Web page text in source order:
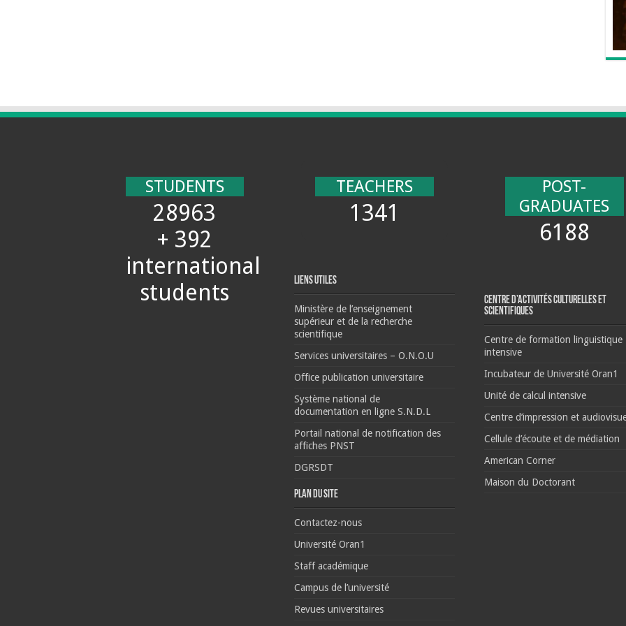
STUDENTS
28963
+ 392
international
students
TEACHERS
1341
Liens Utiles
Ministère de l’enseignement
supérieur et de la recherche
scientifique
Services universitaires – O.N.O.U
Office publication universitaire
Système national de
documentation en ligne S.N.D.L
Portail national de notification des
affiches PNST
DGRSDT
Plan du site
Contactez-nous
Université Oran1
Staff académique
Campus de l’université
Revues universitaires
POST-
GRADUATES
6188
Centre d’activités culturelles et
scientifiques
Centre de formation linguistique
intensive
Incubateur de Université Oran1
Unité de calcul intensive
Centre d’impression et
Cellule d’écoute et de médiation
American Corner
Maison du Doctorant